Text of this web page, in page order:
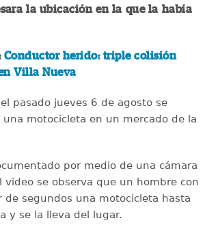
la ubicación en la que la había
Conductor herido: triple colisión
Villa Nueva
pasado jueves 6 de agosto se
motocicleta en un mercado de la
por medio de una cámara
video se observa que un hombre con
de segundos una motocicleta hasta
y se la lleva del lugar.